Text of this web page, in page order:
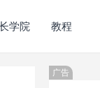
学院 教程
广告